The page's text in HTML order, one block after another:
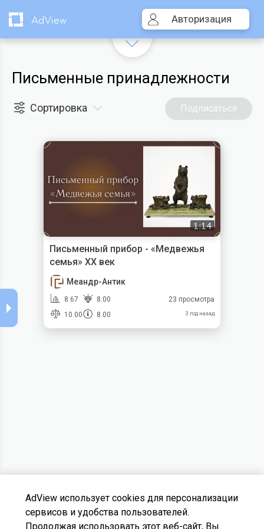
AdView Авторизация
Письменные принадлежности
Сортировка Подписаться
1:14
Письменный прибор - «Медвежья
семья» XX век
Меандр-Антик
8.67
8.00
10.00
8.00
23 просмотра
3 год назад
AdView использует cookies для персонализации
сервисов и удобства пользователей.
Продолжая использовать этот веб-сайт, Вы